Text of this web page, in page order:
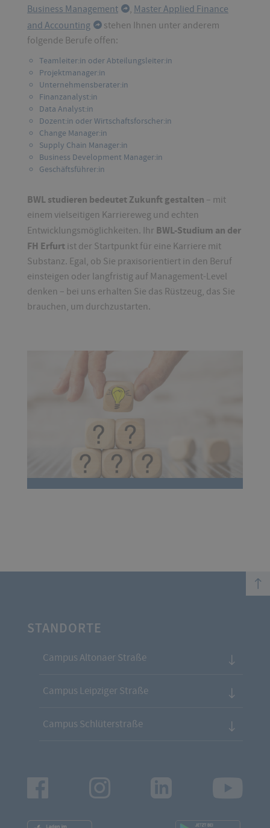
Business Management
, Master Applied Finance
and Accounting
stehen Ihnen unter anderem
folgende Berufe offen:
Teamleiter:in oder Abteilungsleiter:in
Projektmanager:in
Unternehmensberater:in
Finanzanalyst:in
Data Analyst:in
Dozent:in oder Wirtschaftsforscher:in
Change Manager:in
Supply Chain Manager:in
Business Development Manager:in
Geschäftsführer:in
BWL studieren bedeutet Zukunft gestalten – mit
einem vielseitigen Karriereweg und echten
Entwicklungsmöglichkeiten. Ihr BWL-Studium an der
FH Erfurt ist der Startpunkt für eine Karriere mit
Substanz. Egal, ob Sie praxisorientiert in den Beruf
einsteigen oder langfristig auf Management-Level
denken – bei uns erhalten Sie das Rüstzeug, das Sie
brauchen, um durchzustarten.
top
STANDORTE
Campus Altonaer Straße
Campus Leipziger Straße
Campus Schlüterstraße
Instagram LinkedIn